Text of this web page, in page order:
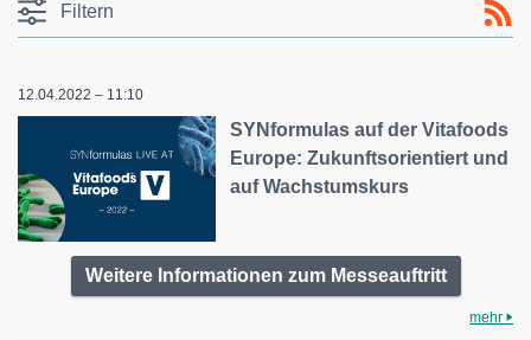
Filtern
12.04.2022 – 11:10
SYNformulas auf der Vitafoods
Europe: Zukunftsorientiert und
auf Wachstumskurs
Weitere Informationen zum Messeauftritt
mehr